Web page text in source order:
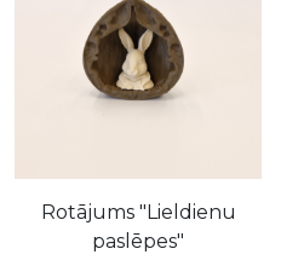
Rotājums "Lieldienu
paslēpes"